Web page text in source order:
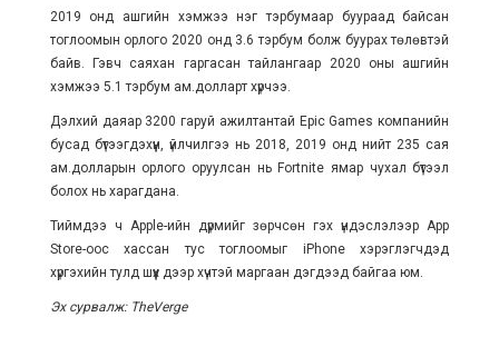
2019 онд ашгийн хэмжээ нэг тэрбумаар буураад байсан
тоглоомын орлого 2020 онд 3.6 тэрбум болж буурах төлөвтэй
байв. Гэвч саяхан гаргасан тайлангаар 2020 оны ашгийн
хэмжээ 5.1 тэрбум ам.долларт хүрчээ.
Дэлхий даяар 3200 гаруй ажилтантай Epic Games компанийн
бусад бүтээгдэхүүн, үйлчилгээ нь 2018, 2019 онд нийт 235 сая
ам.долларын орлого оруулсан нь Fortnite ямар чухал бүтээл
болох нь харагдана.
Тиймдээ ч Apple-ийн дүрмийг зөрчсөн гэх үндэслэлээр App
Store-оос хассан тус тоглоомыг iPhone хэрэглэгчдэд
хүргэхийн тулд шүүх дээр хүчтэй маргаан дэгдээд байгаа юм.
Эх сурвалж: TheVerge